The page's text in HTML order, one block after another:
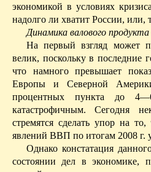
экономикой в условиях
надолго ли хватит России, или,
Динамика валового продукта
На первый взгляд может
велик, поскольку в
что намного превышает
Европы и Северной
процентных пункта до
катастрофичным. Сегодня
стремятся сделать упор на
явлений ВВП по итогам 2008 г.
Однако констатация
состоянии дел в экономике,